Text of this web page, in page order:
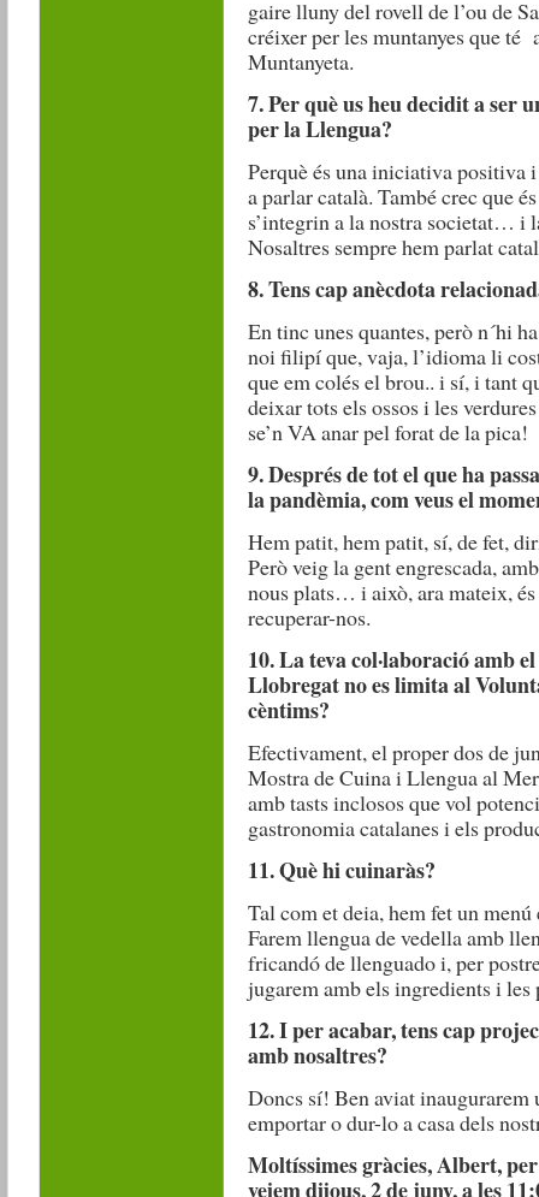
gaire lluny del rovell de l’ou de
créixer per les muntanyes que té
Muntanyeta.
7. Per què us heu decidit a
per la Llengua?
Perquè és una iniciativa positiva
a parlar català. També crec que
s’integrin a la nostra societat… i
Nosaltres sempre hem parlat
8. Tens cap anècdota
En tinc unes quantes, però n´hi
noi filipí que, vaja, l’idioma li
que em colés el brou.. i sí, i tant
deixar tots els ossos i les
se’n VA anar pel forat de la pica!
9. Després de tot el que ha
la pandèmia, com veus el
Hem patit, hem patit, sí, de fet,
Però veig la gent engrescada,
nous plats… i això, ara mateix, és
recuperar-nos.
10. La teva col·laboració amb
Llobregat no es limita al
cèntims?
Efectivament, el proper dos de
Mostra de Cuina i Llengua al
amb tasts inclosos que vol
gastronomia catalanes i els
11. Què hi cuinaràs?
Tal com et deia, hem fet un
Farem llengua de vedella amb
fricandó de llenguado i, per
jugarem amb els ingredients i les
12. I per acabar, tens cap
amb nosaltres?
Doncs sí! Ben aviat inaugurarem
emportar o dur-lo a casa dels
Moltíssimes gràcies, Albert, per
veiem dijous, 2 de juny, a les